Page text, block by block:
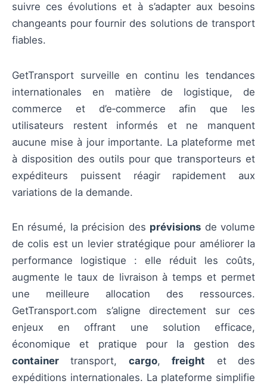
suivre ces évolutions et à s’adapter aux besoins
changeants pour fournir des solutions de transport
fiables.
GetTransport surveille en continu les tendances
internationales en matière de logistique, de
commerce et d’e‑commerce afin que les
utilisateurs restent informés et ne manquent
aucune mise à jour importante. La plateforme met
à disposition des outils pour que transporteurs et
expéditeurs puissent réagir rapidement aux
variations de la demande.
En résumé, la précision des prévisions de volume
de colis est un levier stratégique pour améliorer la
performance logistique : elle réduit les coûts,
augmente le taux de livraison à temps et permet
une meilleure allocation des ressources.
GetTransport.com s’aligne directement sur ces
enjeux en offrant une solution efficace,
économique et pratique pour la gestion des
container transport, cargo,freight et des
expéditions internationales. La plateforme simplifie